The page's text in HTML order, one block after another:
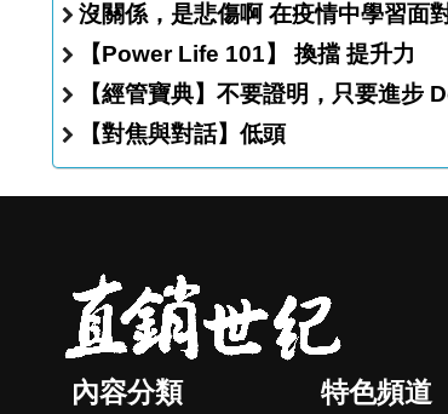
沒關係，是悲傷啊 在疫情中學
【Power Life 101】 換擋 提升力
【
【對焦與對話】低頭
內容分類 特色頻道